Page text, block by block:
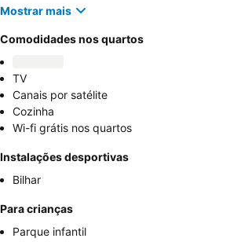
Mostrar mais
Comodidades nos quartos
TV
Canais por satélite
Cozinha
Wi-fi grátis nos quartos
Instalações desportivas
Bilhar
Para crianças
Parque infantil